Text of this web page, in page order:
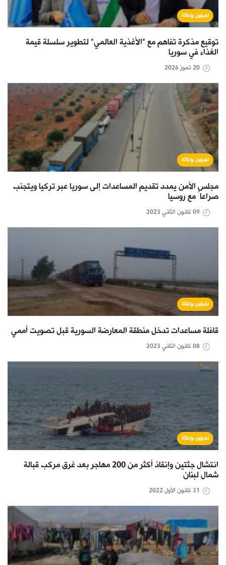
لاجؤون وإغاثة
توقيع مذكرة تفاهم مع "الأغذية العالمي" لتطوير سلسلة قيمة
الغذاء في سوريا
لاجؤون وإغاثة
مجلس الأمن يمدد تقديم المساعدات إلى سوريا عبر تركيا ويتجنب
صراعاً مع روسيا
لاجؤون وإغاثة
قافلة مساعدات تدخل منطقة المعارضة السورية قبل تصويت أممي
لاجؤون وإغاثة
انتشال جثتين وإنقاذ أكثر من 200 مهاجر بعد غرق مركب قبالة
شمال لبنان